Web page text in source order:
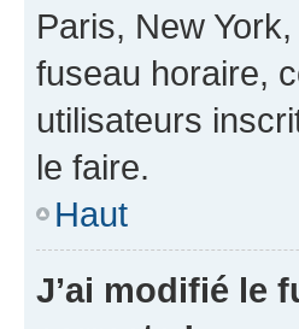
Paris, New
fuseau horaire,
utilisateurs
le faire.
Haut
J’ai modifié le